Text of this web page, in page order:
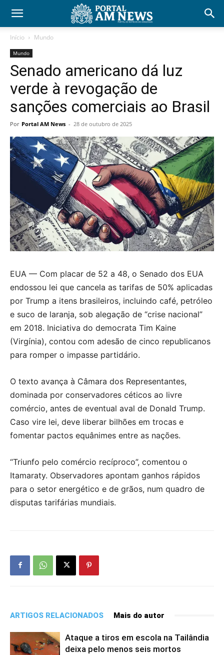
Início Mundo
Mundo
Senado americano dá luz
verde à revogação de
sanções comerciais ao Brasil
Por Portal AM News - 28 de outubro de 2025
EUA — Com placar de 52 a 48, o Senado dos EUA
endossou lei que cancela as tarifas de 50% aplicadas
por Trump a itens brasileiros, incluindo café, petróleo
e suco de laranja, sob alegação de “crise nacional”
em 2018. Iniciativa do democrata Tim Kaine
(Virgínia), contou com adesão de cinco republicanos
para romper o impasse partidário.
O texto avança à Câmara dos Representantes,
dominada por conservadores céticos ao livre
comércio, antes de eventual aval de Donald Trump.
Caso vire lei, deve liberar bilhões em trocas e
fomentar pactos equânimes entre as nações.
“Triunfo pelo comércio recíproco”, comentou o
Itamaraty. Observadores apontam ganhos rápidos
para o setor energético e de grãos, num quadro de
disputas tarifárias mundiais.
ARTIGOS RELACIONADOS Mais do autor
Ataque a tiros em escola na Tailândia
deixa pelo menos seis mortos